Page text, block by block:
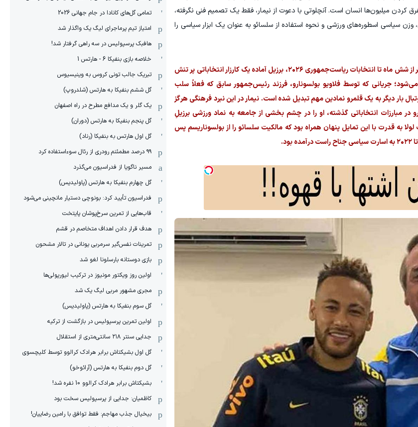
کردن میلیون‌ها انسان است. آنچلوتی با دعوت از نیمار، فقط یک تصمیم فنی نگرفته،
وزن سیاسی اسطوره‌های ورزشی و نحوه استفاده از سلسائو به عنوان یک ابزار سیاسی را
زمان‌بندی این اتفاق به هیچ وجه تصادفی نیست. در فاصله کمتر از شش ماه تا انتخابات ریاست‌جمهوری ۲۰۲۶، برزیل آماده یک کارزار انتخاباتی پر تنش
می‌شود؛ جریانی که توسط فلاویو بولسونارو، فرزند رئیس‌جمهور سابق که فعلاً سلب
دیگر به یک قلمرو نمادین مهم تبدیل شده است. نیمار در این نبرد فرهنگی هرگز
مبارزات انتخاباتی گذشته، او را در چشم بخشی از جامعه به نماد ورزشی برزیلِ
به قدرت با این تمایل پنهان همراه بود که مالکیت سلسائو را از بولسوناریسم پس
تمامی گل‌های کانادا در جام جهانی 2026
امتیاز تیم پرماجرای لیگ یک واگذار شد
هافبک پرسپولیس در سه راهی گرفتار شد!
خلاصه بازی بنفیکا 6 - هارتس 1
تبریک جالب تونی کروس به وینیسیوس
گل ششم بنفیکا به هارتس (شلدروپ)
یک گلر و یک مدافع مطرح در راه اصفهان
گل پنجم بنفیکا به هارتس (دوران)
گل اول هارتس به بنفیکا (رناد)
۹۹ درصد مطمئنم رودری از رئال سوءاستفاده کرد
مسیر ناگویا از فدراسیون می‌گذرد
گل چهارم بنفیکا به هارتس (پاولیدیس)
فدراسیون تأیید کرد: بونوچی دستیار مانچینی می‌شود
قاب‌هایی از تمرین سرخ‌پوشان پایتخت
هدف قرار دادن اهداف متخاصم در قشم
‏تمرینات نفس‌گیر سرمربی یونانی در تالار مشحون
بازی دوستانه بارسلونا لغو شد
اولین روز ویکتور مونیوز در ترکیب لیورپولی‌ها
مجری مشهور مربی لیگ یک شد
گل سوم بنفیکا به هارتس (پاولیدیس)
اولین تمرین پرسپولیس در بازگشت از ترکیه
جدایی سنتر ۲۱۸ سانتی‌متری از استقلال
گل اول بشیکتاش برابر هرادک کرالوو توسط کلیچسوی
گل دوم بنفیکا به هارتس (آرائوخو)
بشیکتاش برابر هرادک کرالوو 10 نفره شد!
کاظمیان: جدایی از پرسپولیس سخت بود
بیخیال جذب مهاجم: فقط توافق با رامین رضاییان!